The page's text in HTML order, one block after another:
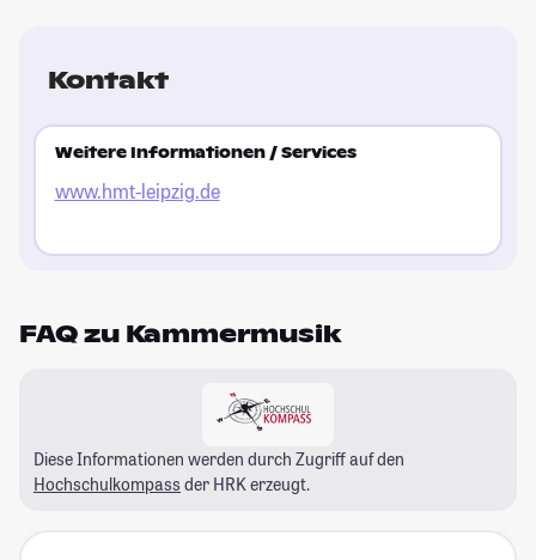
Kontakt
Weitere Informationen / Services
www.hmt-leipzig.de
FAQ zu Kammermusik
Diese Informationen werden durch Zugriff auf den
Hochschulkompass der HRK erzeugt.